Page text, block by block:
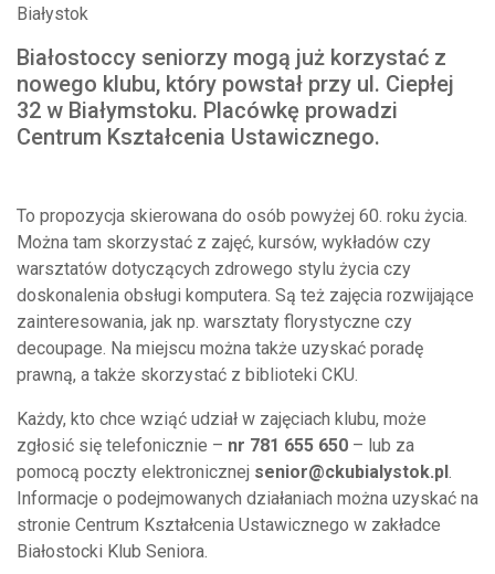
Białystok
Białostoccy seniorzy mogą już korzystać z
nowego klubu, który powstał przy ul. Ciepłej
32 w Białymstoku. Placówkę prowadzi
Centrum Kształcenia Ustawicznego.
To propozycja skierowana do osób powyżej 60. roku życia.
Można tam skorzystać z zajęć, kursów, wykładów czy
warsztatów dotyczących zdrowego stylu życia czy
doskonalenia obsługi komputera. Są też zajęcia rozwijające
zainteresowania, jak np. warsztaty florystyczne czy
decoupage. Na miejscu można także uzyskać poradę
prawną, a także skorzystać z biblioteki CKU.
Każdy, kto chce wziąć udział w zajęciach klubu, może
zgłosić się telefonicznie – nr 781 655 650 – lub za
pomocą poczty elektronicznej senior@ckubialystok.pl .
Informacje o podejmowanych działaniach można uzyskać na
stronie Centrum Kształcenia Ustawicznego w zakładce
Białostocki Klub Seniora.